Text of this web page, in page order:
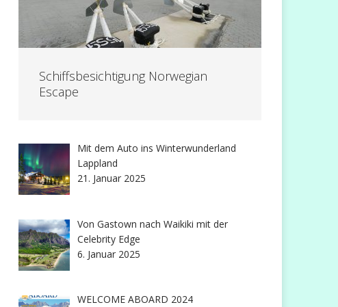
Schiffsbesichtigung Norwegian
Escape
Mit dem Auto ins Winterwunderland
Lappland
21. Januar 2025
Von Gastown nach Waikiki mit der
Celebrity Edge
6. Januar 2025
WELCOME ABOARD 2024